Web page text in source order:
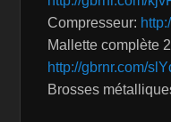
Compresseur:
Mallette complète
http://gbrnr.com/
Brosses